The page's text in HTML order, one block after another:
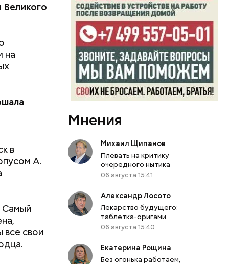
на
в
А.
Самый
свои
Мнения
Михаил Щипанов
Плевать на критику
очередного нытика
06 августа 15:41
Александр Лосото
Лекарство будущего:
таблетка-оригами
06 августа 15:40
Екатерина Рощина
Без огонька работаем,